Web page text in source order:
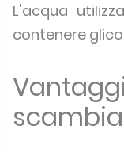
L'acqua
contenere